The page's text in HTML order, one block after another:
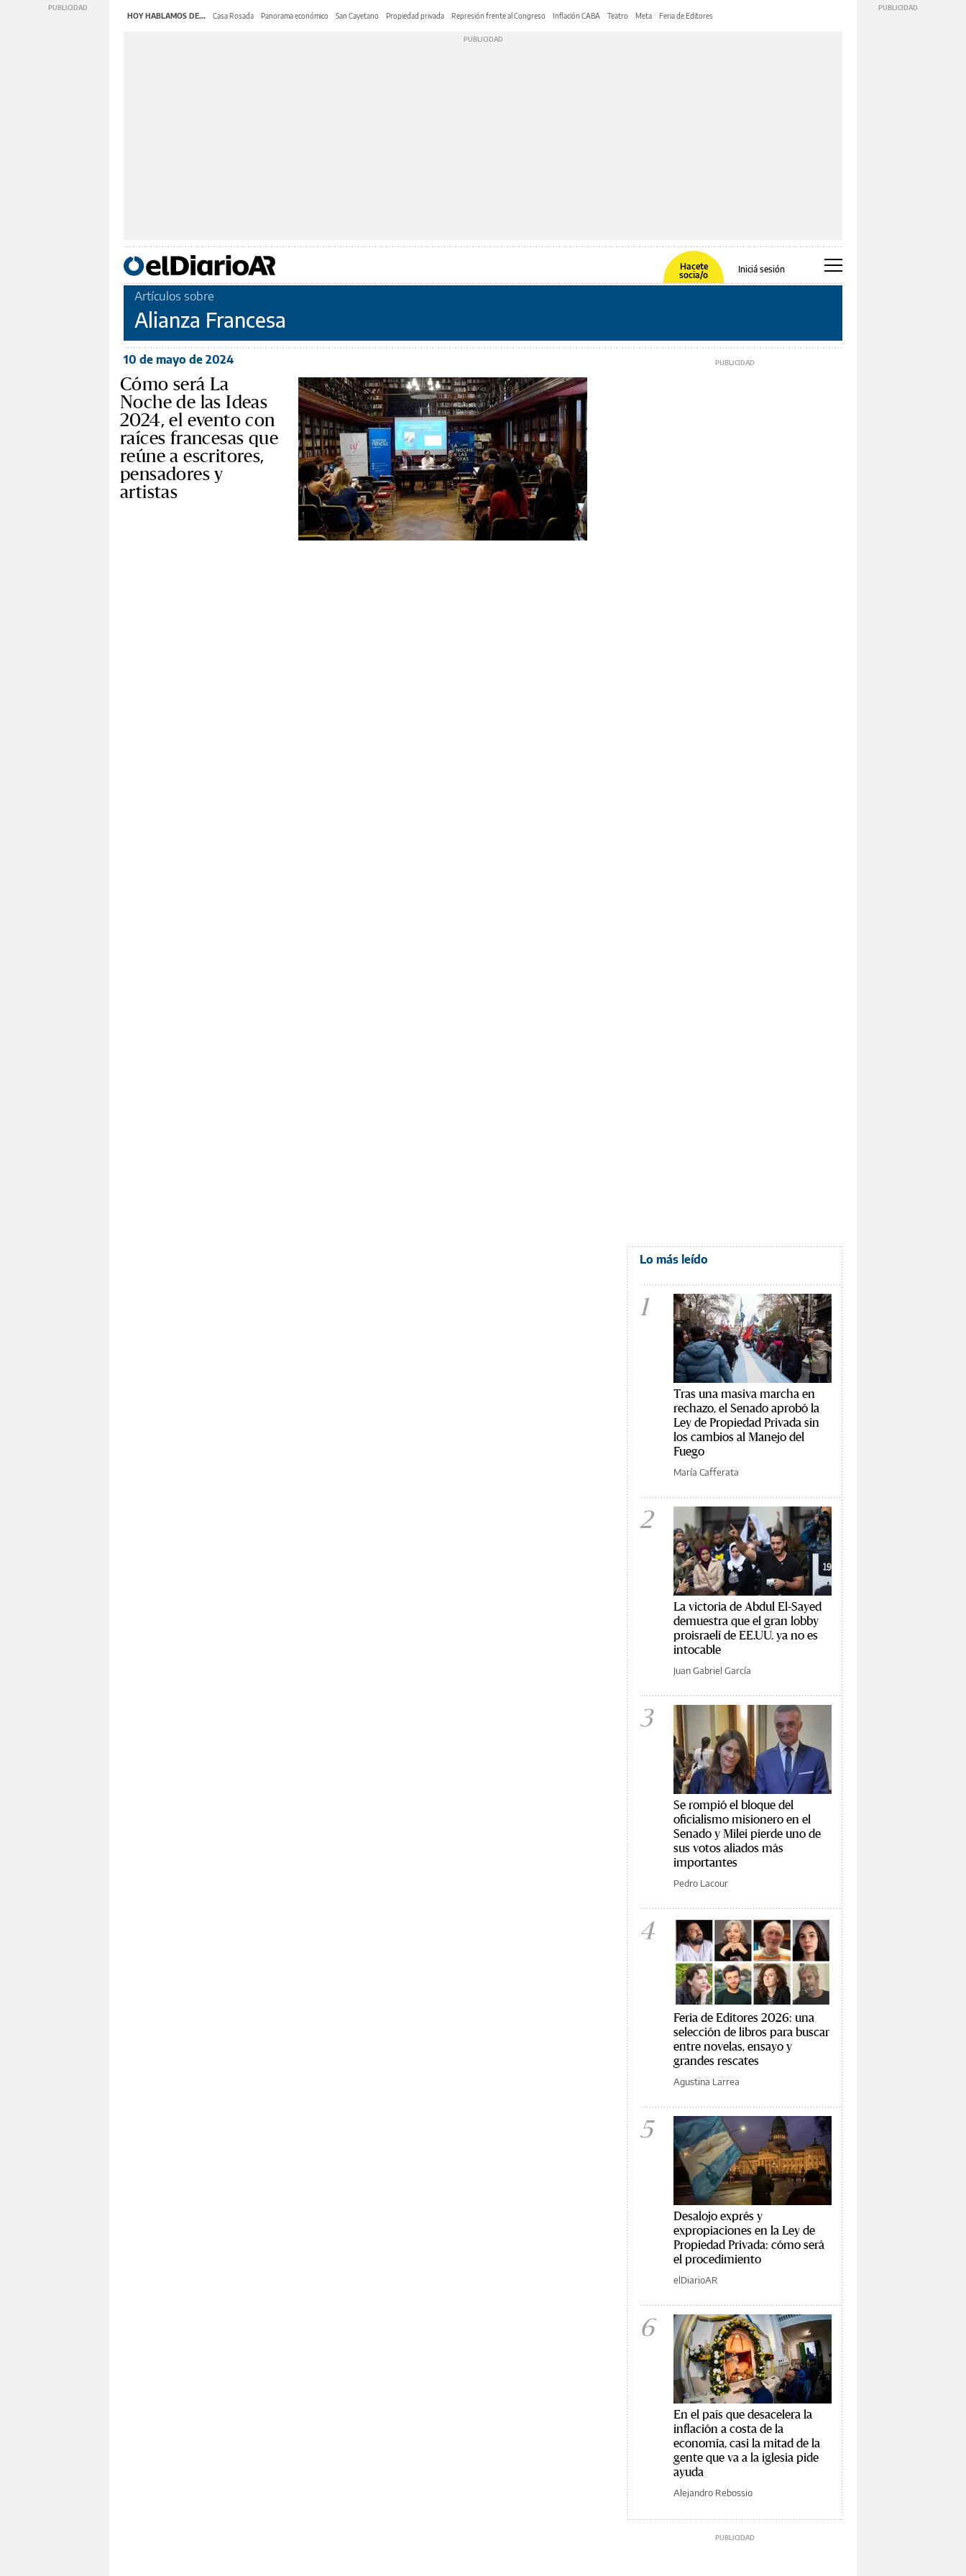
HOY HABLAMOS DE... Casa Rosada Panorama económico San Cayetano Propiedad privada Represión frente al Congreso Inflación CABA Teatro Meta Feria de Editores
Hacete
socia/o
Iniciá sesión
Artículos sobre
Alianza Francesa
10 de mayo de 2024
Cómo será La
Noche de las Ideas
2024, el evento con
raíces francesas que
reúne a escritores,
pensadores y
artistas
Lo más leído
1
Tras una masiva marcha en
rechazo, el Senado aprobó la
Ley de Propiedad Privada sin
los cambios al Manejo del
Fuego
María Cafferata
2
La victoria de Abdul El-Sayed
demuestra que el gran lobby
proisraelí de EE.UU. ya no es
intocable
Juan Gabriel García
3
Se rompió el bloque del
oficialismo misionero en el
Senado y Milei pierde uno de
sus votos aliados más
importantes
Pedro Lacour
4
Feria de Editores 2026: una
selección de libros para buscar
entre novelas, ensayo y
grandes rescates
Agustina Larrea
5
Desalojo exprés y
expropiaciones en la Ley de
Propiedad Privada: cómo será
el procedimiento
elDiarioAR
6
En el país que desacelera la
inflación a costa de la
economía, casi la mitad de la
gente que va a la iglesia pide
ayuda
Alejandro Rebossio